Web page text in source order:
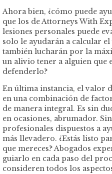
Ahora bien, ¿cómo puede
que los de Attorneys With
lesiones personales puede
solo le ayudarán a calcular
también lucharán por la
un alivio tener a alguien que
defenderlo?
En última instancia, el valor
en una combinación de
de manera integral. Es sin
en ocasiones, abrumador.
profesionales dispuestos a
más llevadero. ¿Estás listo
que mereces? Abogados
guiarlo en cada paso del
consideren todos los